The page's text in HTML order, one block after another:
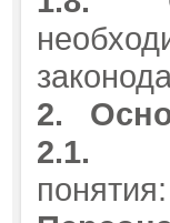
2.
2.1.
понятия: